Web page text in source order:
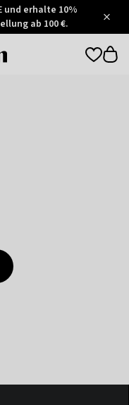
und erhalte 10%
ab 100 €.